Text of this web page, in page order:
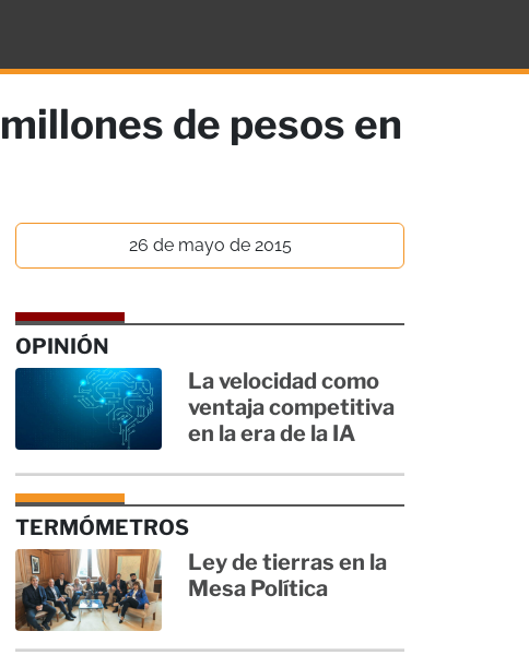
de pesos en
26 de mayo de 2015
OPINIÓN
La velocidad como
ventaja competitiva
en la era de la IA
TERMÓMETROS
Ley de tierras en la
Mesa Política